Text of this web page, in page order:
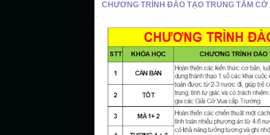
CHƯƠNG TRÌNH ĐÀO TẠO TRUNG TÂM CỜ